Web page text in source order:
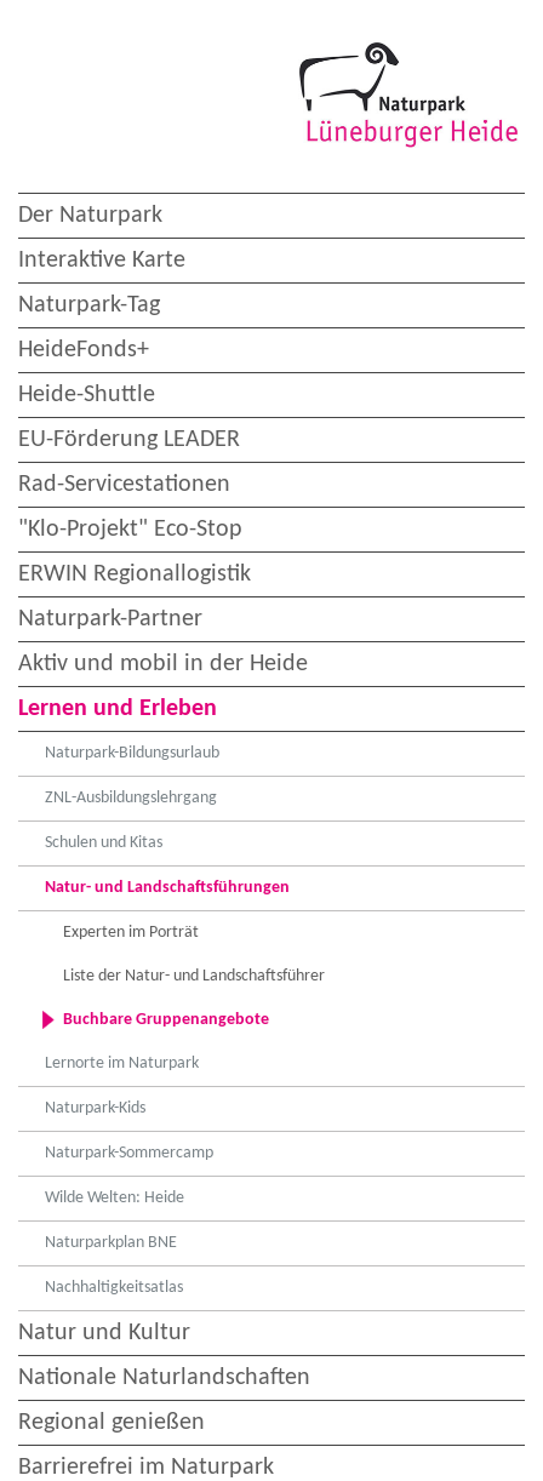
Der Naturpark
Interaktive Karte
Naturpark-Tag
HeideFonds+
Heide-Shuttle
EU-Förderung LEADER
Rad-Servicestationen
"Klo-Projekt" Eco-Stop
ERWIN Regionallogistik
Naturpark-Partner
Aktiv und mobil in der Heide
Lernen und Erleben
Naturpark-Bildungsurlaub
ZNL-Ausbildungslehrgang
Schulen und Kitas
Natur- und Landschaftsführungen
Experten im Porträt
Liste der Natur- und Landschaftsführer
Buchbare Gruppenangebote
Lernorte im Naturpark
Naturpark-Kids
Naturpark-Sommercamp
Wilde Welten: Heide
Naturparkplan BNE
Nachhaltigkeitsatlas
Natur und Kultur
Nationale Naturlandschaften
Regional genießen
Barrierefrei im Naturpark